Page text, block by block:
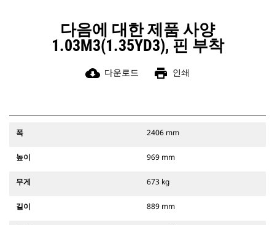
다음에 대한 제품 사양
1.03M3(1.35YD3), 핀 부착
cloud_download 다운로드 print 인쇄
폭 2406 mm
높이 969 mm
무게 673 kg
길이 889 mm